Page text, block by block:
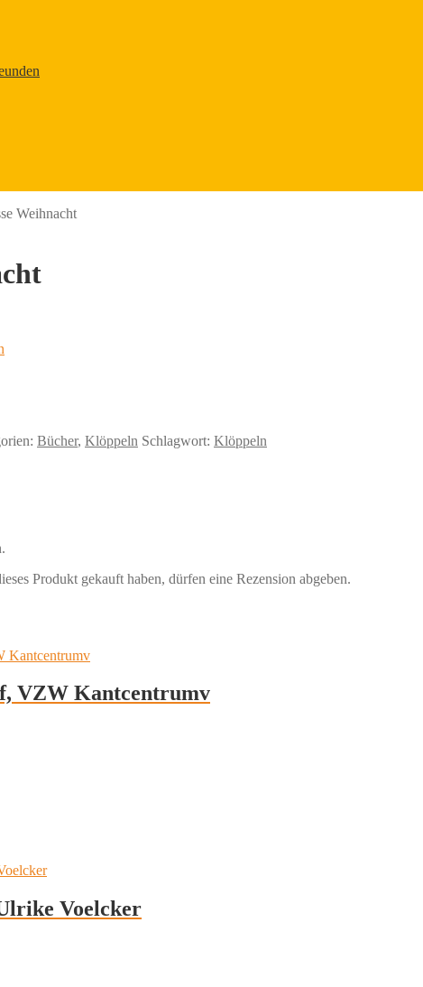
Weihnacht
Bücher, Klöppeln Schlagwort: Klöppeln
Produkt gekauft haben, dürfen eine Rezension abgeben.
VZW Kantcentrumv
Voelcker